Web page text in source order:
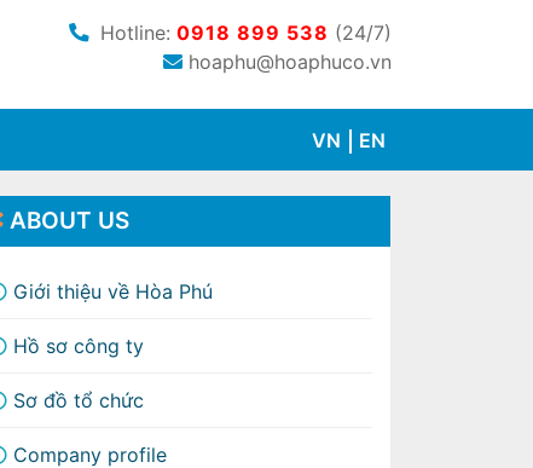
Hotline: 0918 899 538 (24/7)
hoaphu@hoaphuco.vn
VN EN
ABOUT US
Giới thiệu về Hòa Phú
Hồ sơ công ty
Sơ đồ tổ chức
Company profile